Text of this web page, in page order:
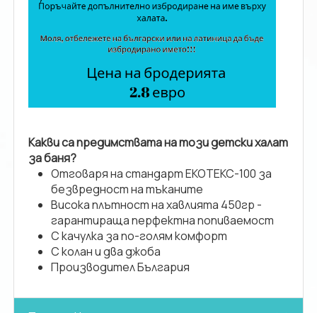
Какви са предимствата на този детски халат
за баня?
Отговаря на стандарт ЕКОТЕКС-100 за
безвредност на тъканите
Висока плътност на хавлията 450гр -
гарантираща перфектна попиваемост
С качулка за по-голям комфорт
С колан и два джоба
Производител България